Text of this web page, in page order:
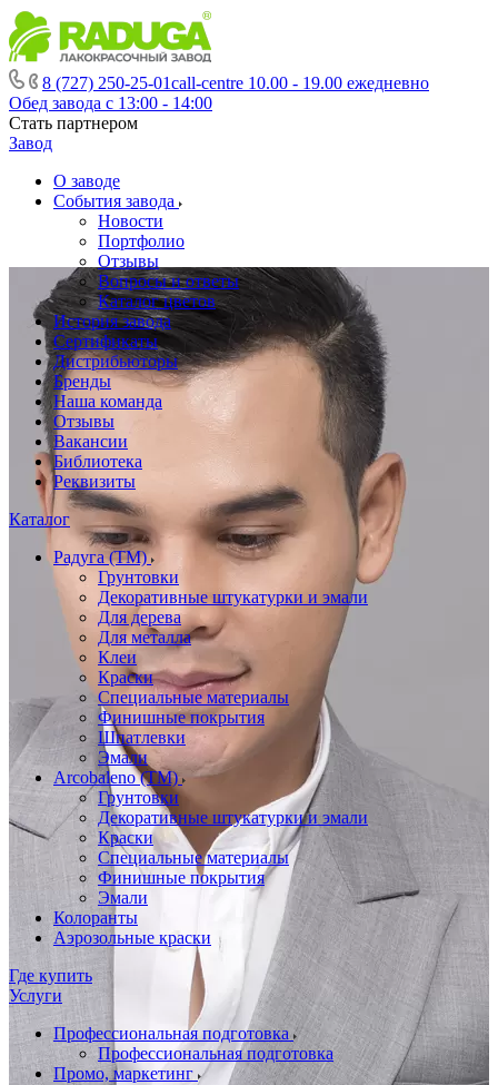
8 (727) 250-25-01call-centre 10.00 - 19.00 ежедневно
Обед завода с 13:00 - 14:00
Стать партнером
Завод
О заводе
События завода
Новости
Портфолио
Отзывы
Вопросы и ответы
Каталог цветов
История завода
Сертификаты
Дистрибьюторы
Бренды
Наша команда
Отзывы
Вакансии
Библиотека
Реквизиты
Каталог
Радуга (ТМ)
Грунтовки
Декоративные штукатурки и эмали
Для дерева
Для металла
Клеи
Краски
Специальные материалы
Финишные покрытия
Шпатлевки
Эмали
Arcobaleno (ТМ)
Грунтовки
Декоративные штукатурки и эмали
Краски
Специальные материалы
Финишные покрытия
Эмали
Колоранты
Аэрозольные краски
Где купить
Услуги
Профессиональная подготовка
Профессиональная подготовка
Промо, маркетинг